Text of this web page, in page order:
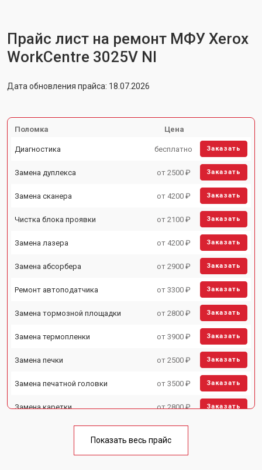
Прайс лист на ремонт МФУ Xerox
WorkCentre 3025V NI
Дата обновления прайса: 18.07.2026
Поломка Цена
Диагностика бесплатно Заказать
Замена дуплекса от 2500 ₽ Заказать
Замена сканера от 4200 ₽ Заказать
Чистка блока проявки от 2100 ₽ Заказать
Замена лазера от 4200 ₽ Заказать
Замена абсорбера от 2900 ₽ Заказать
Ремонт автоподатчика от 3300 ₽ Заказать
Замена тормозной площадки от 2800 ₽ Заказать
Замена термопленки от 3900 ₽ Заказать
Замена печки от 2500 ₽ Заказать
Замена печатной головки от 3500 ₽ Заказать
Замена каретки от 2800 ₽ Заказать
от 3500 ₽
Показать весь прайс